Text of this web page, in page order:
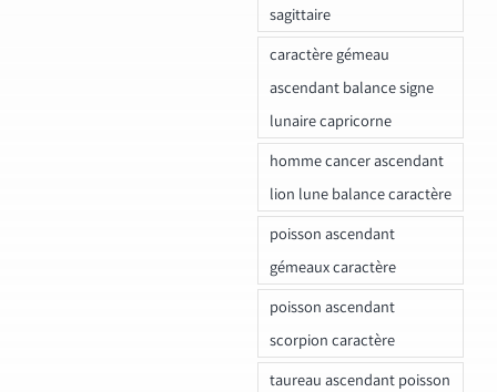
sagittaire
caractère gémeau
ascendant balance signe
lunaire capricorne
homme cancer ascendant
lion lune balance caractère
poisson ascendant
gémeaux caractère
poisson ascendant
scorpion caractère
taureau ascendant poisson